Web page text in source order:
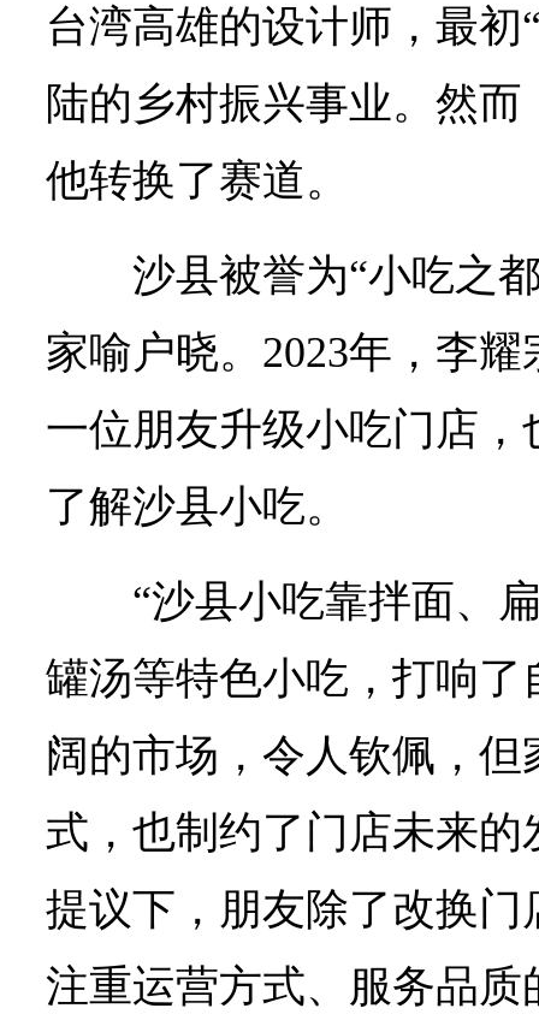
台湾高雄的设计师，最初
陆的乡村振兴事业。然
他转换了赛道。
沙县被誉为“小吃之
家喻户晓。2023年，李
一位朋友升级小吃门店
了解沙县小吃。
“沙县小吃靠拌面、
罐汤等特色小吃，打响了
阔的市场，令人钦佩，
式，也制约了门店未来的
提议下，朋友除了改换
注重运营方式、服务品质